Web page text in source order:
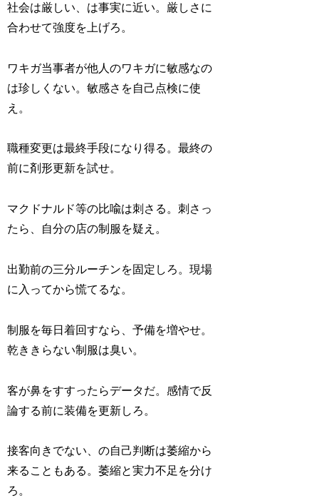
社会は厳しい、は事実に近い。厳しさに
合わせて強度を上げろ。
ワキガ当事者が他人のワキガに敏感なの
は珍しくない。敏感さを自己点検に使
え。
職種変更は最終手段になり得る。最終の
前に剤形更新を試せ。
マクドナルド等の比喩は刺さる。刺さっ
たら、自分の店の制服を疑え。
出勤前の三分ルーチンを固定しろ。現場
に入ってから慌てるな。
制服を毎日着回すなら、予備を増やせ。
乾ききらない制服は臭い。
客が鼻をすすったらデータだ。感情で反
論する前に装備を更新しろ。
接客向きでない、の自己判断は萎縮から
来ることもある。萎縮と実力不足を分け
ろ。